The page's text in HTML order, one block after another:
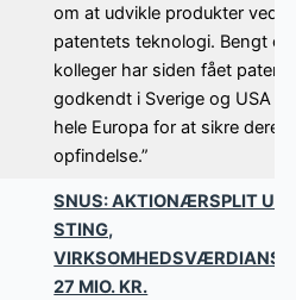
om at udvikle produkter ved
patentets teknologi. Bengt
kolleger har siden fået
godkendt i Sverige og USA
hele Europa for at sikre deres
opfindelse.”
SNUS: AKTIONÆRSPLIT
STING,
27 MIO. KR.